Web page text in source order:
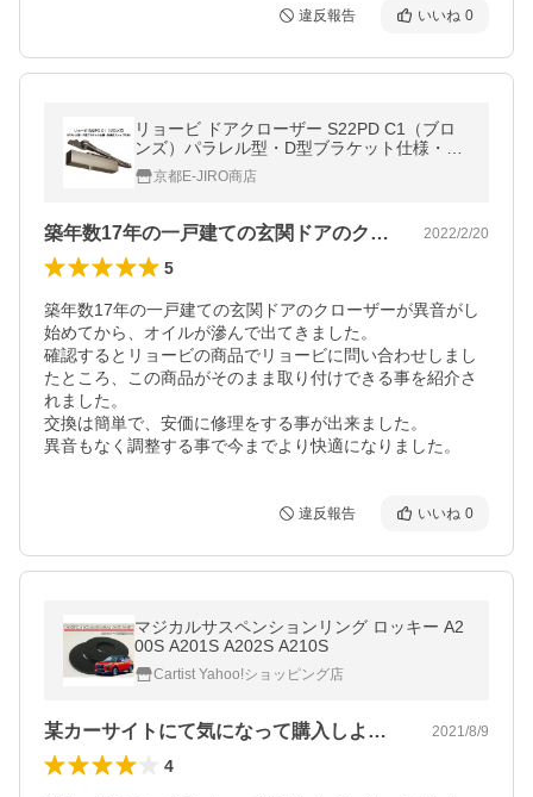
違反報告 いいね 0
リョービ ドアクローザー S22PD C1（ブロ
ンズ）パラレル型・D型ブラケット仕様・外
装式ストップ付タイプ
京都E-JIRO商店
築年数17年の一戸建ての玄関ドアのクロ… 2022/2/20
5
築年数17年の一戸建ての玄関ドアのクローザーが異音がし
始めてから、オイルが滲んで出てきました。
確認するとリョービの商品でリョービに問い合わせしまし
たところ、この商品がそのまま取り付けできる事を紹介さ
れました。
交換は簡単で、安価に修理をする事が出来ました。
異音もなく調整する事で今までより快適になりました。
違反報告 いいね 0
マジカルサスペンションリング ロッキー A2
00S A201S A202S A210S
Cartist Yahoo!ショッピング店
某カーサイトにて気になって購入しようか… 2021/8/9
4